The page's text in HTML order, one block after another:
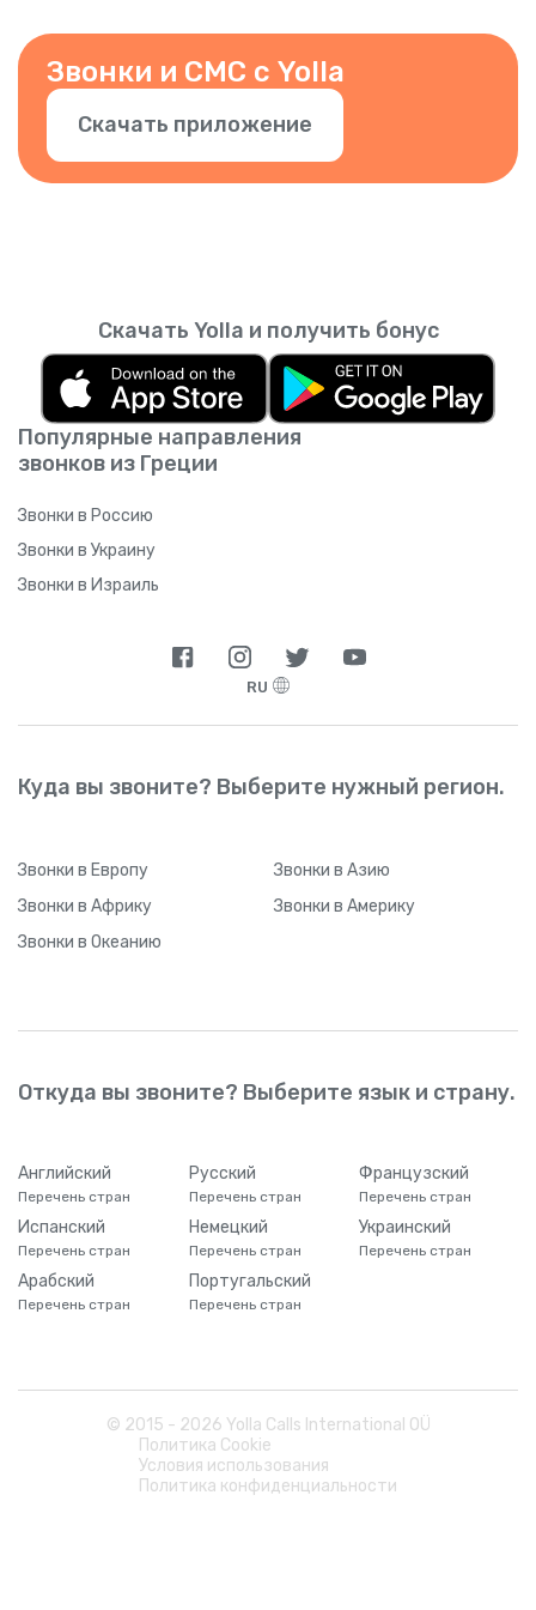
Звонки и СМС с Yolla
Скачать приложение
Популярные направления
звонков из Греции
Звонки в Россию
Звонки в Украину
Звонки в Израиль
Скачать Yolla и получить бонус
RU
Куда вы звоните? Выберите нужный регион.
Звонки в Европу Звонки в Азию
Звонки в Африку Звонки в Америку
Звонки в Океанию
Откуда вы звоните? Выберите язык и страну.
Английский
Перечень стран
Русский
Перечень стран
Французский
Перечень стран
Испанский
Перечень стран
Немецкий
Перечень стран
Украинский
Перечень стран
Арабский
Перечень стран
Португальский
Перечень стран
© 2015 - 2026 Yolla Calls International OÜ
Политика Cookie
Условия использования
Политика конфиденциальности